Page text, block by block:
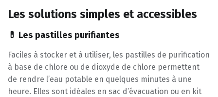
Les solutions simples et accessibles
💊 Les pastilles purifiantes
Faciles à stocker et à utiliser, les pastilles de purification
à base de chlore ou de dioxyde de chlore permettent
de rendre l’eau potable en quelques minutes à une
heure. Elles sont idéales en sac d’évacuation ou en kit